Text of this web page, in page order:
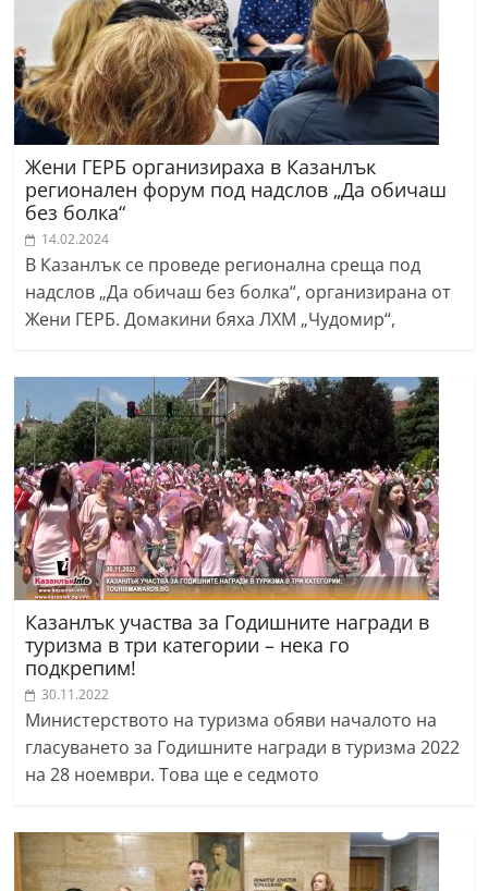
Жени ГЕРБ организираха в Казанлък
регионален форум под надслов „Да обичаш
без болка“
14.02.2024
В Казанлък се проведе регионална среща под
надслов „Да обичаш без болка“, организирана от
Жени ГЕРБ. Домакини бяха ЛХМ „Чудомир“,
Казанлък участва за Годишните награди в
туризма в три категории – нека го
подкрепим!
30.11.2022
Министерството на туризма обяви началото на
гласуването за Годишните награди в туризма 2022
на 28 ноември. Това ще е седмото